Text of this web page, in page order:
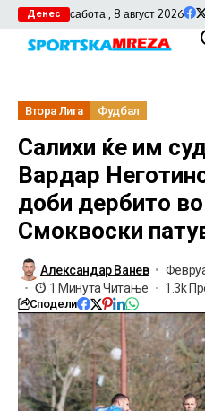
Денес сабота , 8 август 2026
Втора Лига Фудбал
Салихи ќе им
Вардар
доби дербито
Смоквоски
Александар Ванев
1 Минута Читање
1.3k
Сподели